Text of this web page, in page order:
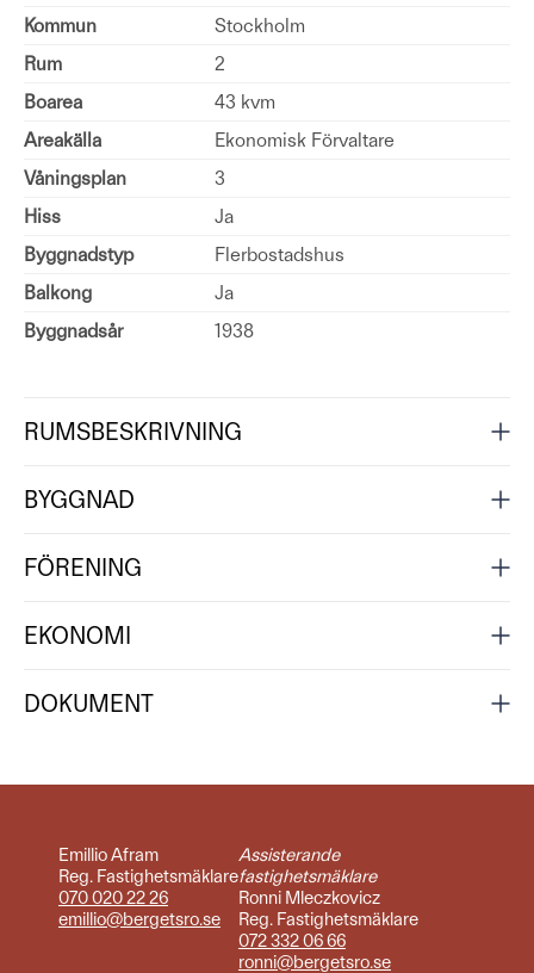
Kommun
Stockholm
Rum
2
Boarea
43 kvm
Areakälla
Ekonomisk Förvaltare
Våningsplan
3
Hiss
Ja
Byggnadstyp
Flerbostadshus
Balkong
Ja
Byggnadsår
1938
RUMSBESKRIVNING
BYGGNAD
FÖRENING
EKONOMI
DOKUMENT
Emillio Afram
Reg. Fastighetsmäklare
070 020 22 26
emillio@bergetsro.se
Assisterande
fastighetsmäklare
Ronni Mleczkovicz
Reg. Fastighetsmäklare
072 332 06 66
ronni@bergetsro.se